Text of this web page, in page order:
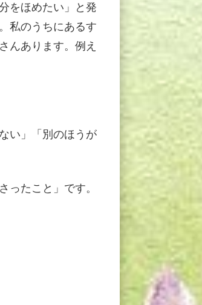
をほめたい」と発
私のうちにあるす
んあります。例え
い」「別のほうが
ったこと」です。